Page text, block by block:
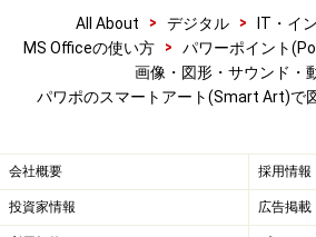
All About > デジタル > IT・イ
MS Officeの使い方
> パワーポイント
画像・図形・サウンド・
パワポのスマートアート(Smart Art)で
会社概要 採用情報
投資家情報 広告掲載